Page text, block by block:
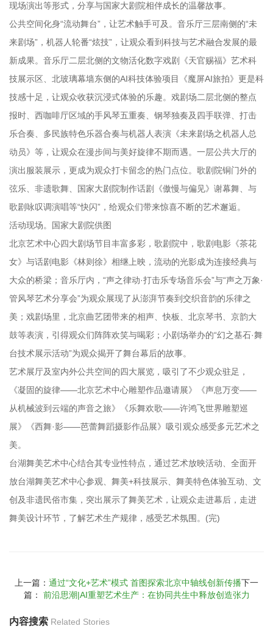
现场演出等形式，分享与国家大剧院相伴成长的温馨故事。
公共空间化身“流动舞台”，让艺术触手可及。音乐厅三层南侧的“未
来剧场”，机器人轮番“炫技”，让观众看到科技与艺术融合发展的最
新成果。音乐厅二层北侧的文物活化数字戏剧《天官赐福》艺术科
技展示区、北玻璃幕墙东侧的AI科技体验项目《魔屏AI旅拍》更是科
技感十足，让观众收获沉浸式体验的乐趣。戏剧场二层北侧的整点
报时、西咖啡厅区域的手风琴五重奏、钢琴独奏及四手联弹、打击
乐合奏、多民族特色乐器合奏与机器人表演《未来剧场之机器人总
动员》等，让观众在漫步间与美好旋律不期而遇。一层公共大厅的
演出服装展示，更成为观众打卡留念的热门点位。歌剧院铜门外的
弦乐、非遗歌舞、国家大剧院制作话剧《傲慢与偏见》谢幕舞、与
歌剧咏叹调演唱等“快闪”，给观众们带来惊喜不断的艺术邂逅。
活动现场。国家大剧院供图
北京艺术中心四大剧场节目丰富多彩，歌剧院中，歌剧电影《茶花
女》与话剧电影《林则徐》相继上映，流动的光影成为连接经典与
大众的桥梁；音乐厅内，“声之律动·打击乐专场音乐会”与“声之万象·
管风琴艺术分享会”为观众展现了从澎湃节奏到交织音韵的乐律之
美；戏剧场里，北京曲艺团带来的相声、快板、北京琴书、京韵大
鼓等表演，引得观众们阵阵欢笑与喝彩；小剧场举办的“幻之基石·舞
台技术展示活动”为观众揭开了舞台幕后的故事。
艺术展厅及室内外公共空间的四大展览，吸引了不少观众驻足，
《凝固的旋律——北京艺术中心雕塑作品邀请展》《声息万变——
从机械波到云端的声音之旅》《乐舞欢歌——许鸿飞世界雕塑巡
展》《西舞·影——芭蕾舞蹈摄影作品展》吸引观众感受多元艺术之
美。
台湖舞美艺术中心结合其专业性特点，通过艺术放映活动、全面开
放台湖舞美艺术中心参观、舞美+科技展示、舞美特色体验互动、文
创及非遗民俗市集，突出展示了舞美艺术，让观众走进幕后，走进
舞美设计环节，了解艺术生产规律，感受艺术氛围。(完)
上一篇： 通过“文化+艺术”模式 首图探索北京中轴线创新传播下一
篇： 前沿思潮|AI重塑艺术生产：在协同共生中释放创造张力
内容搜索 Related Stories